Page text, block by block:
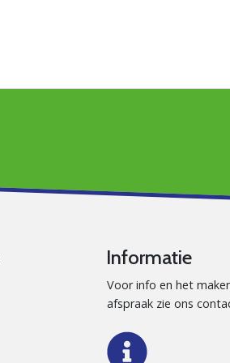
Informatie
Voor info en het
afspraak zie ons